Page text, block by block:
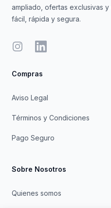
ampliado, ofertas exclusivas
fácil, rápida y segura.
InstagramLinkedIn
Compras
Aviso Legal
Términos y Condiciones
Pago Seguro
Sobre Nosotros
Quienes somos